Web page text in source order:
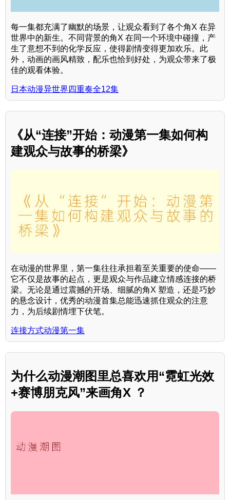
每一集都充满了幽默的场景，让观众看到了各个角X 在异
世界中的新生。不同背景的角X 在同一个环境中碰撞，产
生了意想不到的化学反应，使得剧情变得更加欢乐。此
外，动画的画风精致，配乐也恰到好处，为观众带来了极
佳的观看体验。
日本动漫异世界四重奏全12集
《从“连接”开始：动漫第一集如何构
建观众与故事的桥梁》
在动漫的世界里，第一集往往承担着至关重要的使命——
它不仅是故事的起点，更是观众与作品建立情感连接的桥
梁。无论是通过震撼的开场、细腻的角X 塑造，还是巧妙
的悬念设计，优秀的动漫首集总能迅速抓住观众的注意
力，为后续剧情埋下伏笔。
连接方式动漫第一集
为什么动漫潮图里总喜欢用“霓虹光效
+赛博朋克风”来画角X ？